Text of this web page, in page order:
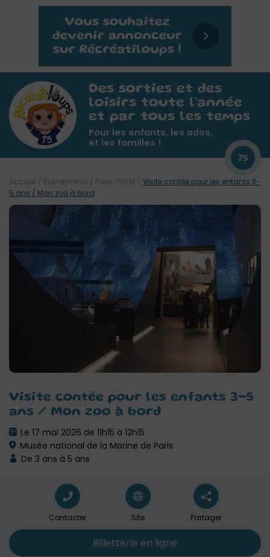
Des sorties et des
loisirs toute l'année
et par tous les temps
Pour les enfants, les ados,
et les familles !
75
Visite contée pour les enfants 3-5
ans / Mon zoo à bord
Le 17 mai 2026 de 11h15 à 12h15
Musée national de la Marine de Paris
De 3 ans à 5 ans
Accueil / Évènements / Paris 75016 / Visite contée pour les enfants 3-
5 ans / Mon zoo à bord
Contacter Site Partager
Billetterie en ligne